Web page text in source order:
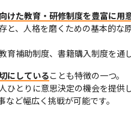
けた教育・研修制度を豊富に用
と、人格を磨くための基本的
育補助制度、書籍購⼊制度を通
にしていることも特徴の一つ。
ひとりに意思決定の機会を提
ど幅広く挑戦が可能です。